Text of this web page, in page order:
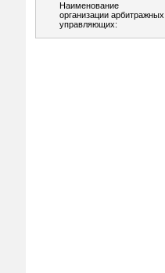
Наименование
организации арбитражных
управляющих: